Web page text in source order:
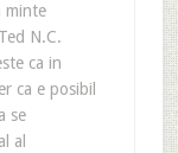
minte
N.C.
ca in
ca e posibil
se
al